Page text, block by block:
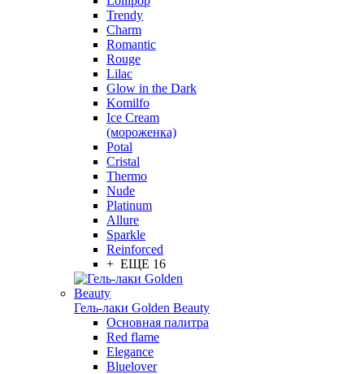
Trendy
Charm
Romantic
Rouge
Lilac
Glow in the Dark
Komilfo
Ice Cream
(мороженка)
Potal
Cristal
Thermo
Nude
Platinum
Allure
Sparkle
Reinforced
+ ЕЩЕ 16
Гель-лаки Golden Beauty
Основная палитра
Red flame
Elegance
Bluelover